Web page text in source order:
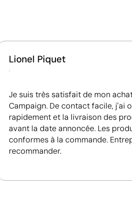
Étiquette en coton pour
L’étiquette en coton permet
Lionel Piquet
.
Je suis très satisfait de mon
Campaign. De contact facile, j'ai
rapidement et la livraison des
avant la date annoncée. Les
conformes à la commande.
recommander.